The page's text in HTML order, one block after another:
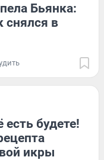
Бьянка:
снялся в
будете!
икры